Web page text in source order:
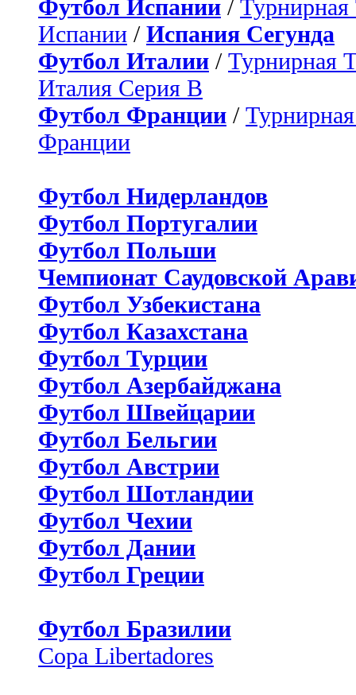
Футбол Испании / Турнирная
Испании / Испания Сегунда
Футбол Италии / Турнирная
Италия Серия B
Футбол Франции /
Франции
Футбол Нидерландов
Футбол Португалии
Футбол Польши
Чемпионат Саудовской
Футбол Узбекистана
Футбол Казахстана
Футбол Турции
Футбол Азербайджана
Футбол Швейцарии
Футбол Бельгии
Футбол Австрии
Футбол Шотландии
Футбол Чехии
Футбол Дании
Футбол Греции
Футбол Бразилии
Copa Libertadores